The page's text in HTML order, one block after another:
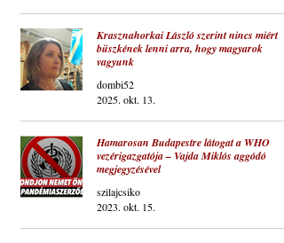
Krasznahorkai László szerint nincs miért
büszkének lenni arra, hogy magyarok
vagyunk
dombi52
2025. okt. 13.
Hamarosan Budapestre látogat a WHO
vezérigazgatója – Vajda Miklós aggódó
megjegyzésével
szilajcsiko
2023. okt. 15.